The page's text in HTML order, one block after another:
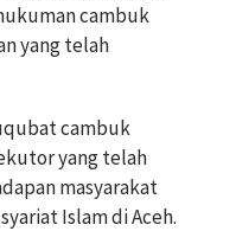
cambuk
yang telah
cambuk
yang telah
masyarakat
Islam di Aceh.